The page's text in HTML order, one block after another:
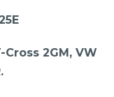
2GM, VW